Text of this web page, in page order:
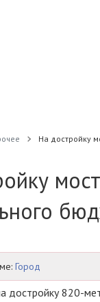
Hа достройку
Город
достройку 820-